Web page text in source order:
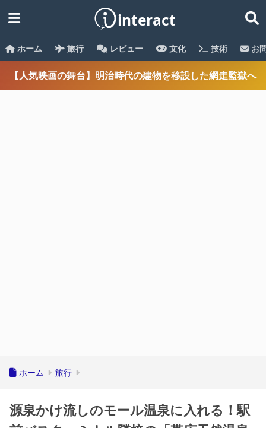
ホーム 旅行 レビュー 文化 技術 お
【人気映画の舞台】明治時代の建物を移設した網走監獄へ
ホーム 旅行
源泉かけ流しのモール温泉に入れる！駅